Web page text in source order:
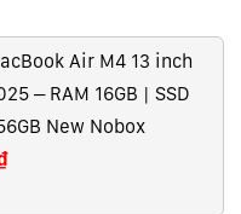
Air M4 13 inch
– RAM 16GB | SSD
New Nobox